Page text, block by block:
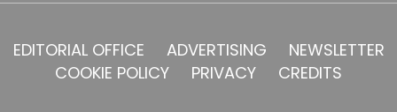
EDITORIAL OFFICE ADVERTISING
NEWSLETTER
COOKIE POLICY
PRIVACY CREDITS